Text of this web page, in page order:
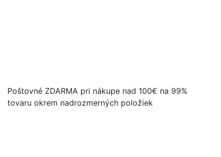
Poštovné ZDARMA pri nákupe nad 100€ na 99%
tovaru okrem nadrozmerných položiek